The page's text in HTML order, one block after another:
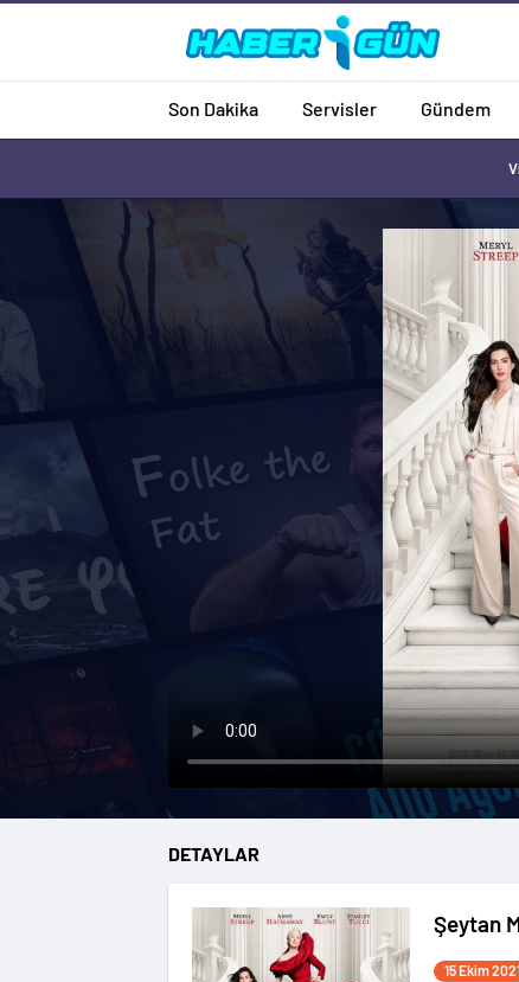
Son Dakika Servisler Gündem
DETAYLAR
Şeytan
15 Ekim